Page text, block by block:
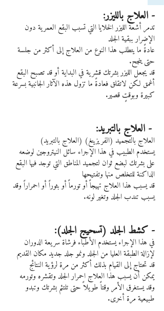
- العلاج بالليزر:
تدمر أشعة الليزر الخلايا التي تسبب البقع العمرية دون
الإضرار ببقية الجلد
عادةً ما يتطلب هذا النوع من العلاج إلى أكثر من جلسة
حتى ينجح.
قد يجعل الليزر بشرتك قشرية في البداية أو قد تصبح البقع
أغمق لكن لاتقلق فعادةً ما تزول هذه الآثار الجانبية بسرعة
كبيرة وبوقتٍ قصير.
العلاج بالتجميد (الفريزينغ) (العلاج بالتبريد)
يستخدم الطبيب في هذا الإجراء سائل النيتروجين لوضعه
على بشرتك لبضع ثوان لتجميد المناطق التي توجد فيها البقع
الداكنة للتخلص منها وتفتيحها
قد يسبب هذا العلاج تهيجاً أو تورماً أو بثوراً أو احمراراً وقد
يسبب تندب الجلد وتغير لونه.
- كشط الجلد (تسحيج الجلد):
في هذا الإجراء يستخدم الأطباء فرشاة سريعة الدوران
لإزالة الطبقة العليا من الجلد ونمو جلد جديد مكان القديم
قد تحتاج إلى القيام بذلك أكثر من مرة لرؤية النتائج
يمكن أن يسبب هذا العلاج احمرار الجلد وتقشره وتورمه
وقد يستغرق الأمر وقتاً طويلاً حتى تلتئم بشرتك وتبدو
طبيعية مرة أخرى.